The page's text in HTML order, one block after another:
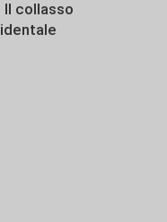
Il collasso